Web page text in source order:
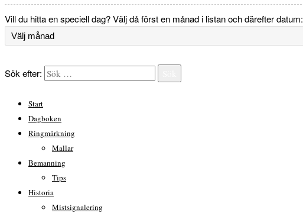
Vill du hitta en speciell dag? Välj då först en månad i listan och därefter datum:
Sök efter:
Start
Dagboken
Ringmärkning
Mallar
Bemanning
Tips
Historia
Mistsignalering